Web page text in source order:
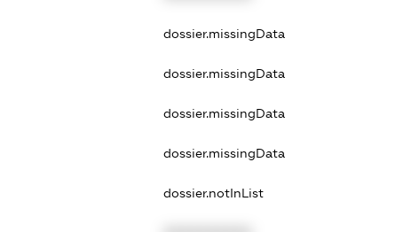
dossier.missingData
dossier.missingData
dossier.missingData
dossier.missingData
dossier.notInList